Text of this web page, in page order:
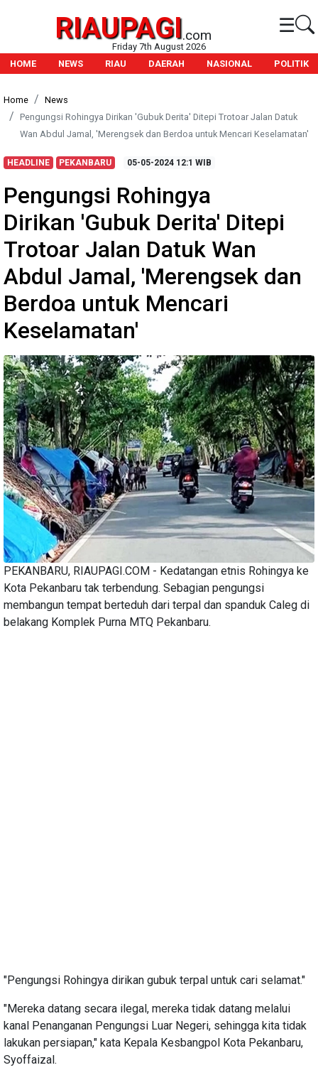
RIAUPAGI.com ☰
Friday 7th August 2026
HOME
NEWS RIAU DAERAH NASIONAL POLITIK
Home
News
Pengungsi Rohingya Dirikan 'Gubuk Derita' Ditepi Trotoar Jalan Datuk
Wan Abdul Jamal, 'Merengsek dan Berdoa untuk Mencari Keselamatan'
HEADLINE PEKANBARU 05-05-202412:1 WIB
Pengungsi Rohingya
Dirikan 'Gubuk Derita' Ditepi
Trotoar Jalan Datuk Wan
Abdul Jamal, 'Merengsek dan
Berdoa untuk Mencari
Keselamatan'
PEKANBARU, RIAUPAGI.COM - Kedatangan etnis Rohingya ke
Kota Pekanbaru tak terbendung. Sebagian pengungsi
membangun tempat berteduh dari terpal dan spanduk Caleg di
belakang Komplek Purna MTQ Pekanbaru.
"Pengungsi Rohingya dirikan gubuk terpal untuk cari selamat."
"Mereka datang secara ilegal, mereka tidak datang melalui
kanal Penanganan Pengungsi Luar Negeri, sehingga kita tidak
lakukan persiapan," kata Kepala Kesbangpol Kota Pekanbaru,
Syoffaizal.